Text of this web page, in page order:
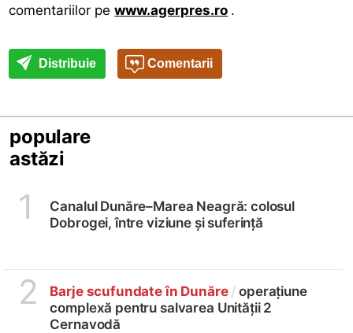
comentariilor pewww.agerpres.ro .
Distribuie Comentarii
populare
astăzi
1
Canalul Dunăre–Marea Neagră: colosul
Dobrogei, între viziune și suferință
2 Barje scufundate în Dunăre / operațiune
complexă pentru salvarea Unității 2
Cernavodă